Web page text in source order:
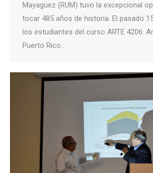
Mayagüez (RUM) tuvo la excepcional
tocar 485 años de historia. El pasado
los estudiantes del curso ARTE 4206:
Puerto Rico…